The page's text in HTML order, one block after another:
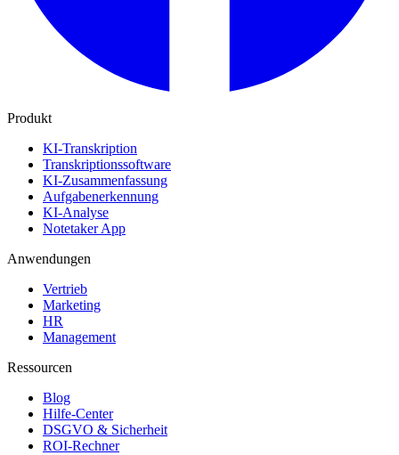
Produkt
KI-Transkription
Transkriptionssoftware
KI-Zusammenfassung
Aufgabenerkennung
KI-Analyse
Notetaker App
Anwendungen
Vertrieb
Marketing
HR
Management
Ressourcen
Blog
Hilfe-Center
DSGVO & Sicherheit
ROI-Rechner